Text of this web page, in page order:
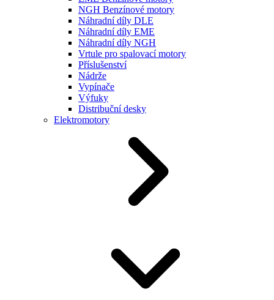
NGH Benzínové motory
Náhradní díly DLE
Náhradní díly EME
Náhradní díly NGH
Vrtule pro spalovací motory
Příslušenství
Nádrže
Vypínače
Výfuky
Distribuční desky
Elektromotory